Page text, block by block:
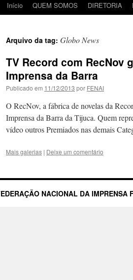
Início QUEM SOMOS DIRETORIA
Arquivo da tag: Globo News
TV Record com RecNov
Imprensa da Barra
Publicado em 11/12/2013 por FENAI
O RecNov, a fábrica de novelas da
Imprensa da Barra da Tijuca. Quem
vídeo outros Premiados nas demais
Mais galerias | Deixe um comentário
NACIONAL DA IMPRENSA